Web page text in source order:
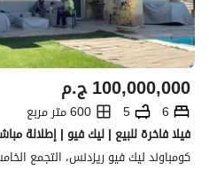
ج.م100,000,000
6
5
600 متر مربع
فيلا فاخرة للبيع | ليك فيو | إطلالة
كومباوند ليك فيو ريزدنس، التجمع